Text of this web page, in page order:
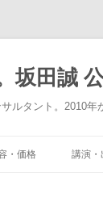
坂田誠
ルタント。2010
・価格 講演・